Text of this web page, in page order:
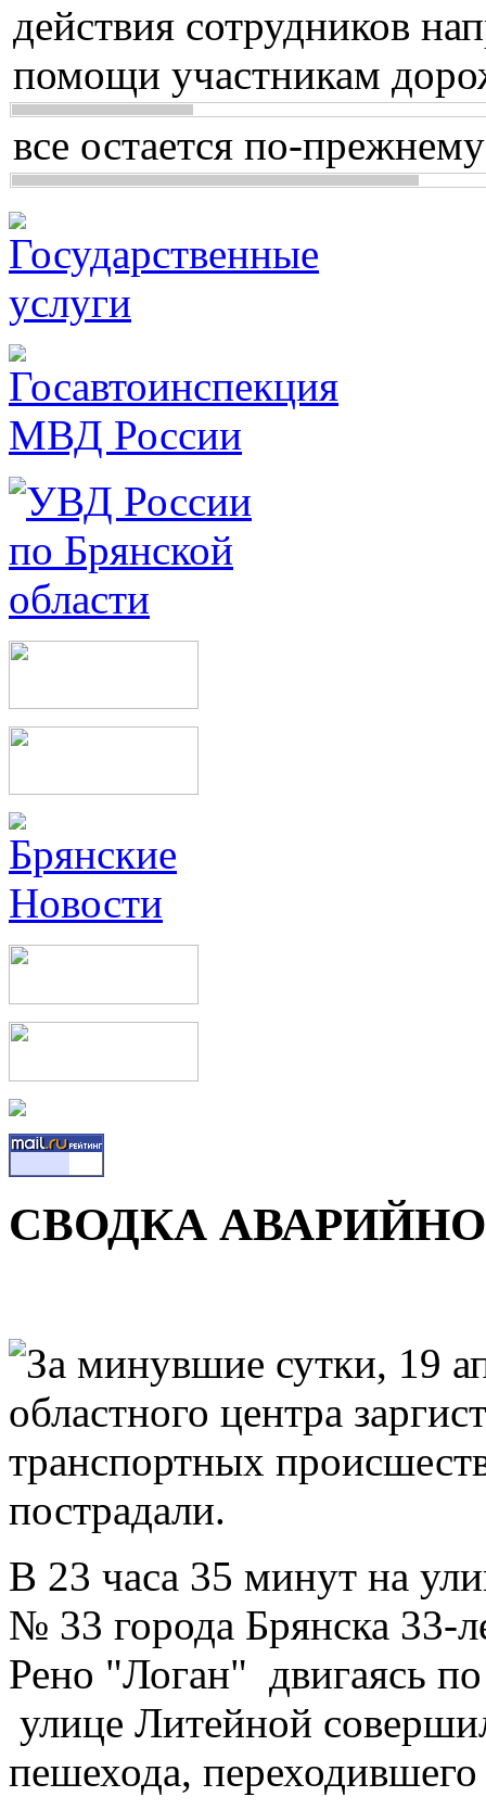
действия сотрудников
помощи участникам
все остается по-
СВОДКА
За минувшие сутки, 19
областного центра
транспортных
пострадали.
В 23 часа 35 минут на
№ 33 города Брянска 33-
Рено "Логан" двигаясь
улице Литейной
пешехода,